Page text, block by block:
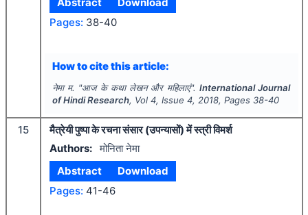
Pages: 38-40
How to cite this article:
नेमा म. "आज के कथा लेखन और महिलाएं". International Journal
of Hindi Research, Vol 4, Issue 4, 2018, Pages 38-40
15
मैत्रेयी पुष्पा के रचना संसार (उपन्यासों) में स्त्री विमर्श
Authors: मोनिता नेमा
Abstract
Download
Pages: 41-46